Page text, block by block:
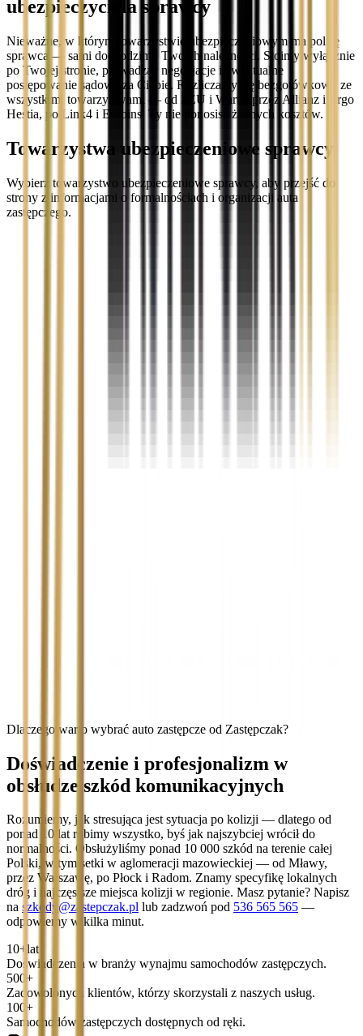
ubezpieczyciela sprawcy
Nieważne, w którym towarzystwie ubezpieczeniowym ma polisę
sprawca — sami dochodzimy Twoich należności. Stoimy wyłącznie
po Twojej stronie, prowadząc negocjacje i ewentualne
postępowanie sądowe za Ciebie. Rozliczamy się bezgotówkowo ze
wszystkimi towarzystwami — od PZU i Warta, przez Allianz i Ergo
Hestia, po Link4 i Euroins. Ty nie ponosisz żadnych kosztów.
Towarzystwa ubezpieczeniowe sprawcy
Wybierz towarzystwo ubezpieczeniowe sprawcy, aby przejść do
strony z informacjami o formalnościach i organizacji auta
zastępczego.
Dlaczego warto wybrać auto zastępcze od Zastępczak?
Doświadczenie i profesjonalizm w
obsłudze szkód komunikacyjnych
Rozumiemy, jak stresująca jest sytuacja po kolizji — dlatego od
ponad 10 lat robimy wszystko, byś jak najszybciej wrócił do
normalności. Obsłużyliśmy ponad 10 000 szkód na terenie całej
Polski, w tym setki w aglomeracji mazowieckiej — od Mławy,
przez Warszawę, po Płock i Radom. Znamy specyfikę lokalnych
dróg i najczęstsze miejsca kolizji w regionie. Masz pytanie? Napisz
na szkody@zastepczak.pl lub zadzwoń pod 536 565 565 —
odpowiemy w kilka minut.
10+ lat
Doświadczenia w branży wynajmu samochodów zastępczych.
500+
Zadowolonych klientów, którzy skorzystali z naszych usług.
100+
Samochodów zastępczych dostępnych od ręki.